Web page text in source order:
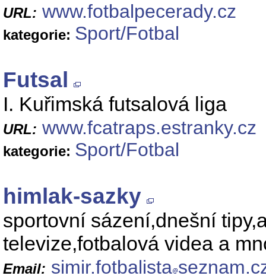
URL: www.fotbalpecerady.cz
kategorie: Sport/Fotbal
Futsal
I. Kuřimská futsalová liga
URL: www.fcatraps.estranky.cz
kategorie: Sport/Fotbal
himlak-sazky
sportovní sázení,dnešní
televize,fotbalová videa a
Email: simir.fotbalista